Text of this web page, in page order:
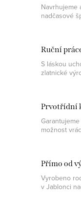
Navrhujeme
nadčasové
Ruční
S láskou
zlatnické
Prvotřídní
možnost
Přímo od
Vyrobeno
v Jablonci